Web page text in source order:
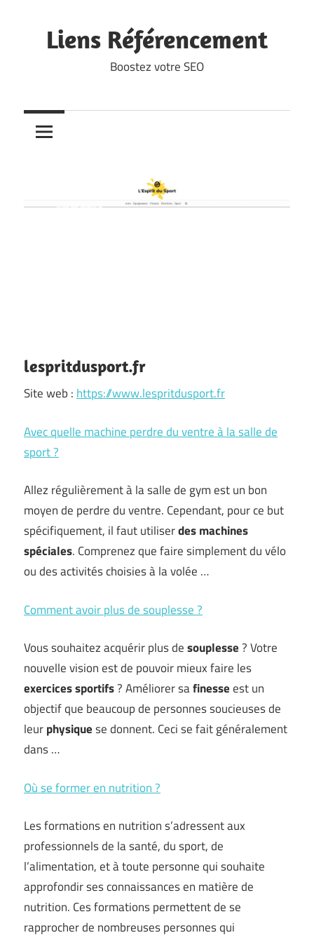
contentLiens Référencement
Boostez votre SEO
lespritdusport.fr
Site web : https://www.lespritdusport.fr
Avec quelle machine perdre du ventre à la salle de
sport ?
Allez régulièrement à la salle de gym est un bon
moyen de perdre du ventre. Cependant, pour ce but
spécifiquement, il faut utiliserdes machines
spéciales. Comprenez que faire simplement du vélo
ou des activités choisies à la volée …
Comment avoir plus de souplesse ?
Vous souhaitez acquérir plus desouplesse? Votre
nouvelle vision est de pouvoir mieux faire les
exercices sportifs? Améliorer safinesseest un
objectif que beaucoup de personnes soucieuses de
leurphysiquese donnent. Ceci se fait généralement
dans …
Où se former en nutrition ?
Les formations en nutrition s’adressent aux
professionnels de la santé, du sport, de
l’alimentation, et à toute personne qui souhaite
approfondir ses connaissances en matière de
nutrition. Ces formations permettent de se
rapprocher de nombreuses personnes qui